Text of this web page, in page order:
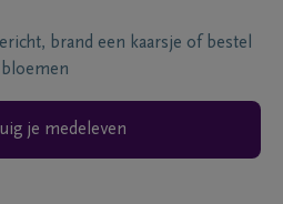
brand een kaarsje of bestel
bloemen
je medeleven